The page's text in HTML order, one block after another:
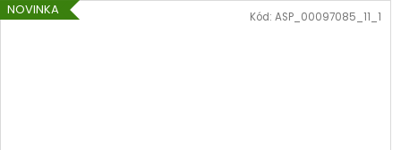
NOVINKA Kód: ASP_00097085_11_1